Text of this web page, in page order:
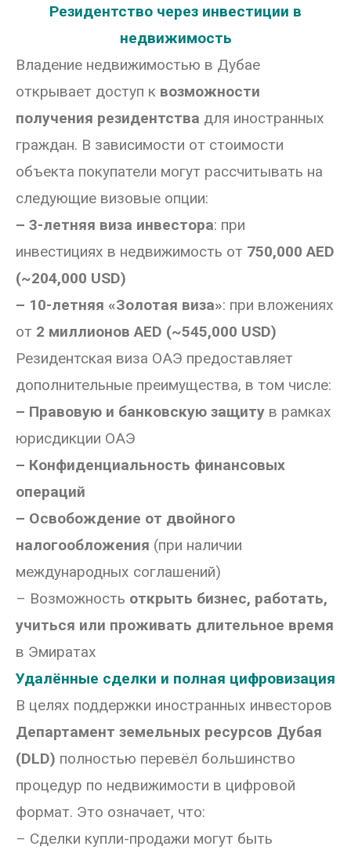
Резидентство через инвестиции в
недвижимость
Владение недвижимостью в Дубае
открывает доступ к возможности
получения резидентства для иностранных
граждан. В зависимости от стоимости
объекта покупатели могут рассчитывать на
следующие визовые опции:
– 3-летняя виза инвестора: при
инвестициях в недвижимость от 750,000 AED
(~204,000 USD)
– 10-летняя «Золотая виза»: при вложениях
от 2 миллионов AED (~545,000 USD)
Резидентская виза ОАЭ предоставляет
дополнительные преимущества, в том числе:
– Правовую и банковскую защиту в рамках
юрисдикции ОАЭ
– Конфиденциальность финансовых
операций
– Освобождение от двойного
налогообложения (при наличии
международных соглашений)
– Возможность открыть бизнес, работать,
учиться или проживать длительное время
в Эмиратах
Удалённые сделки и полная цифровизация
В целях поддержки иностранных инвесторов
Департамент земельных ресурсов Дубая
(DLD) полностью перевёл большинство
процедур по недвижимости в цифровой
формат. Это означает, что:
– Сделки купли-продажи могут быть